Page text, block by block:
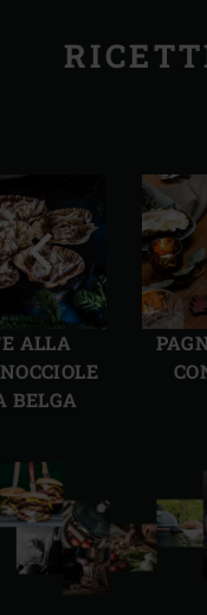
ALLA
BELGA
Precedente